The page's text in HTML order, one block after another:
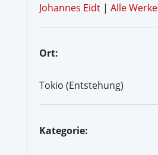
Johannes Eidt | Alle Werke
Ort:
Tokio (Entstehung)
Kategorie: